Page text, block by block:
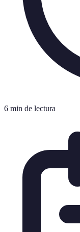
6 min de lectura